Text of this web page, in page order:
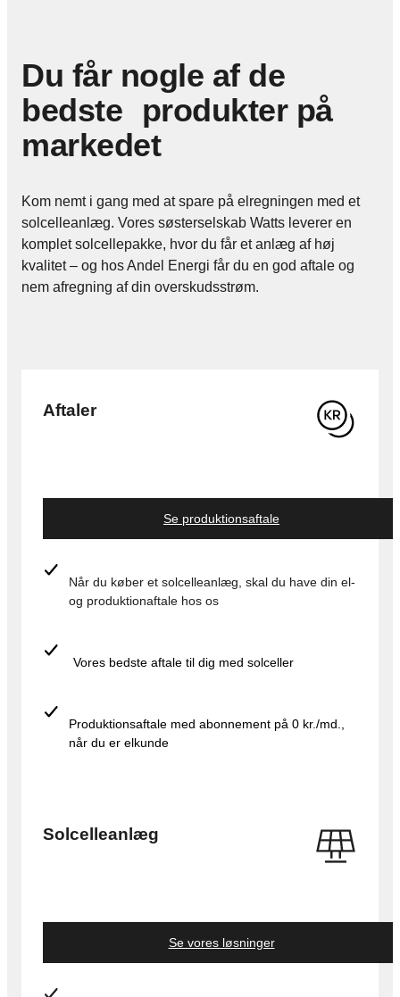
Du får nogle af de
bedste produkter på
markedet
Kom nemt i gang med at spare på elregningen med et
solcelleanlæg. Vores søsterselskab Watts leverer en
komplet solcellepakke, hvor du får et anlæg af høj
kvalitet – og hos Andel Energi får du en god aftale og
nem afregning af din overskudsstrøm.
Aftaler
Se produktionsaftale
Når du køber et solcelleanlæg, skal du have din el-
og produktionaftale hos os
Vores bedste aftale til dig med solceller
Produktionsaftale med abonnement på 0 kr./md.,
når du er elkunde
Solcelleanlæg
Se vores løsninger